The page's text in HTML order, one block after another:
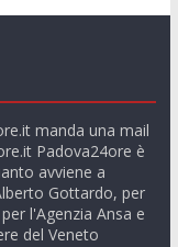
manda una mail
Padova24ore è
avviene a
Gottardo, per
l'Agenzia Ansa e
del Veneto